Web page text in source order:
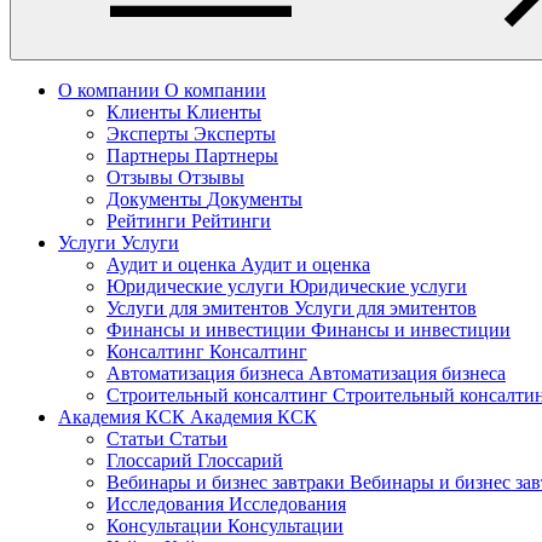
О компании О компании
Клиенты Клиенты
Эксперты Эксперты
Партнеры Партнеры
Отзывы Отзывы
Документы Документы
Рейтинги Рейтинги
Услуги Услуги
Аудит и оценка Аудит и оценка
Юридические услуги Юридические услуги
Услуги для эмитентов Услуги для эмитентов
Финансы и инвестиции Финансы и инвестиции
Консалтинг Консалтинг
Автоматизация бизнеса Автоматизация бизнеса
Строительный консалтинг Строительный
Академия КСК Академия КСК
Статьи Статьи
Глоссарий Глоссарий
Вебинары и бизнес завтраки Вебинары и бизнес
Исследования Исследования
Консультации Консультации